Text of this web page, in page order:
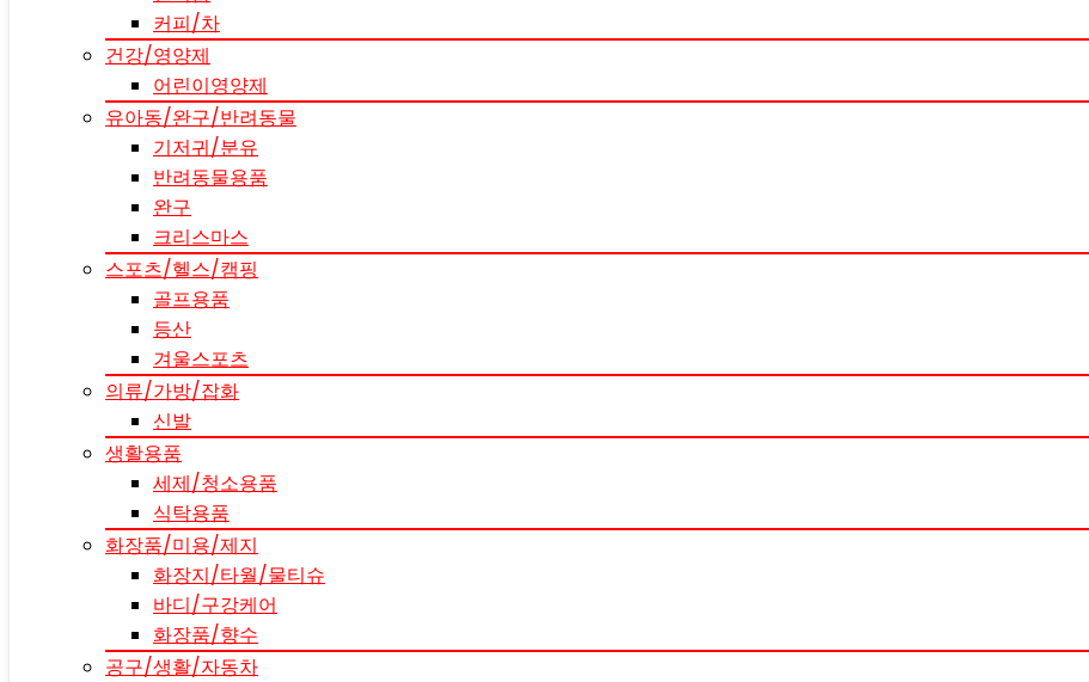
커피/차
건강/영양제
어린이영양제
유아동/완구/반려동물
기저귀/분유
반려동물용품
완구
크리스마스
스포츠/헬스/캠핑
골프용품
등산
겨울스포츠
의류/가방/잡화
신발
생활용품
세제/청소용품
식탁용품
화장품/미용/제지
화장지/타월/물티슈
바디/구강케어
화장품/향수
공구/생활/자동차